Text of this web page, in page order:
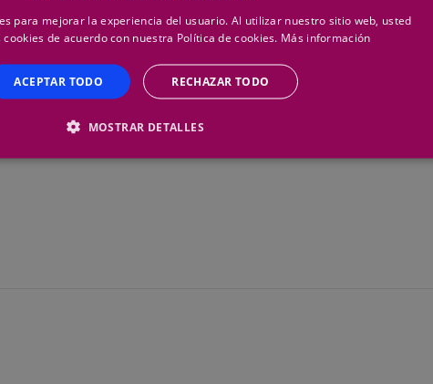
para mejorar la experiencia del usuario. Al utilizar nuestro sitio web, usted
de acuerdo con nuestra Política de cookies. Más información
ACEPTAR TODO RECHAZAR TODO
MOSTRAR DETALLES